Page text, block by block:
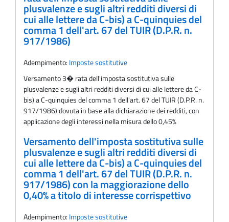
plusvalenze e sugli altri redditi diversi di
cui alle lettere da C-bis) a C-quinquies del
comma 1 dell'art. 67 del TUIR (D.P.R. n.
917/1986)
Adempimento: Imposte sostitutive
Versamento 3� rata dell'imposta sostitutiva sulle
plusvalenze e sugli altri redditi diversi di cui alle lettere da C-
bis) a C-quinquies del comma 1 dell'art. 67 del TUIR (D.P.R. n.
917/1986) dovuta in base alla dichiarazione dei redditi, con
applicazione degli interessi nella misura dello 0,45%
Versamento dell'imposta sostitutiva sulle
plusvalenze e sugli altri redditi diversi di
cui alle lettere da C-bis) a C-quinquies del
comma 1 dell'art. 67 del TUIR (D.P.R. n.
917/1986) con la maggiorazione dello
0,40% a titolo di interesse corrispettivo
Adempimento: Imposte sostitutive